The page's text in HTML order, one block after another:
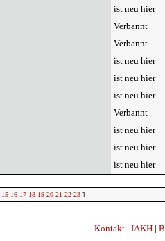
ist neu hier
Verbannt
Verbannt
ist neu hier
ist neu hier
ist neu hier
Verbannt
ist neu hier
ist neu hier
ist neu hier
15 16 17 18 19 20 21 22 23]
Kontakt | IAKH |